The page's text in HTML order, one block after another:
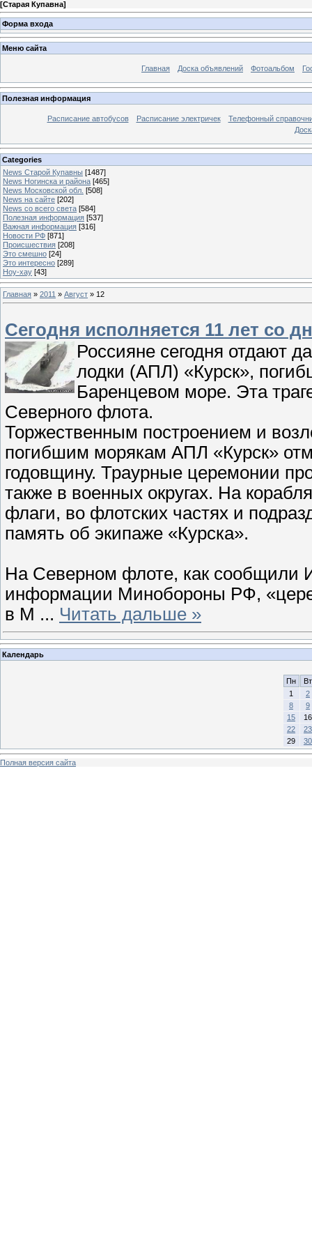
[Старая Купавна]
Форма входа
Меню сайта
Главная Доска объявлений Фотоальбом
Полезная информация
Расписание автобусов Расписание электричек
Телефонный
Categories
News Старой Купавны [1487]
News Ногинска и района [465]
News Московской обл. [508]
News на сайте [202]
News со всего света [584]
Полезная информация [537]
Важная информация [316]
Новости РФ [871]
Происшествия [208]
Это смешно [24]
Это интересно [289]
Ноу-хау [43]
Главная » 2011 » Август » 12
Сегодня исполняется 11 лет со
Россияне сегодня отдают
лодки (АПЛ) «Курск»,
Баренцевом море. Эта
Северного флота.
Торжественным построением и
погибшим морякам АПЛ «Курск»
годовщину. Траурные церемонии
также в военных округах. На
флаги, во флотских частях и
память об экипаже «Курска».
На Северном флоте, как
информации Минобороны РФ,
в М ... Читать дальше »
Календарь
Пн
Вт
1
2
8
9
15
16
22
23
29
30
Полная версия сайта